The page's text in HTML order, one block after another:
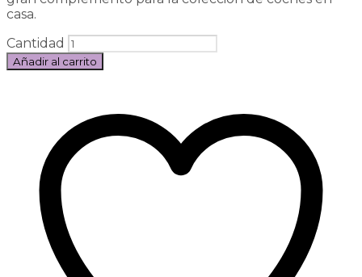
casa.
Cantidad
Añadir al carrito